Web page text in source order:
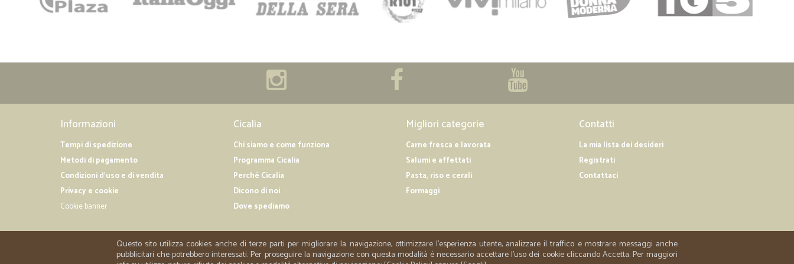
Informazioni
Tempi di spedizione
Metodi di pagamento
Condizioni d'uso e di vendita
Privacy e cookie
Cookie banner
Cicalia
Chi siamo e come funziona
Programma Cicalia
Perché Cicalia
Dicono di noi
Dove spediamo
Migliori categorie
Carne fresca e lavorata
Salumi e affettati
Pasta, riso e cerali
Formaggi
Contatti
La mia lista dei desideri
Registrati
Contattaci
Questo sito utilizza cookies anche di terze parti per migliorare la navigazione, ottimizzare l'esperienza utente, analizzare il traffico e mostrare messaggi anche
pubblicitari che potrebbero interessati. Per proseguire la navigazione con questa modalità è necessario accettare l'uso dei cookie cliccando Accetta. Per maggiori